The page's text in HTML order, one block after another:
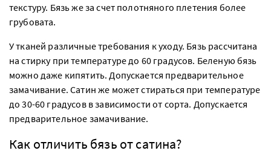
текстуру. Бязь же за счет полотняного плетения более
грубовата.
У тканей различные требования к уходу. Бязь рассчитана
на стирку при температуре до 60 градусов. Беленую бязь
можно даже кипятить. Допускается предварительное
замачивание. Сатин же может стираться при температуре
до 30-60 градусов в зависимости от сорта. Допускается
предварительное замачивание.
Как отличить бязь от сатина?